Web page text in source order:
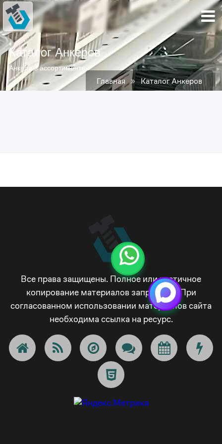
Главная Каталог Анкеров
Каталог Анкеров
Анкера в ассортименте
Все права защищены. Полное или частичное
копирование материалов запрещено. При
согласованном использовании материалов сайта
необходима ссылка на ресурс.